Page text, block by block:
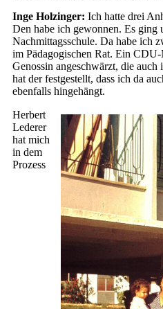
Inge Holzinger: Ich hatte drei
Den habe ich gewonnen. Es ging
Nachmittagsschule. Da habe ich
im Pädagogischen Rat. Ein CDU-
Genossin angeschwärzt, die
hat der festgestellt, dass ich da
ebenfalls hingehängt.
Herbert
Lederer
hat mich
in dem
Prozess